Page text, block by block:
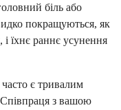
біль або
покращуються, як
і їхнє раннє усунення
є тривалим
з вашою